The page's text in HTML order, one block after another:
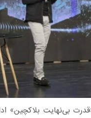
بی‌نهایت بلاکچین»